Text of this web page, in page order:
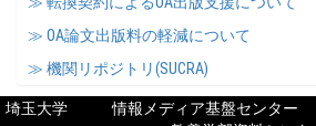
≫ OA論文出版料の軽減について
≫ 機関リポジトリ(SUCRA)
埼玉大学 情報メディア基盤センター